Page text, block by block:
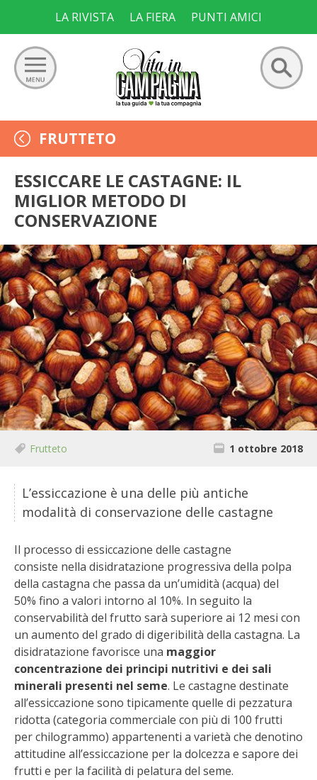
content
LA RIVISTA LA FIERA PUNTI AMICI
Ricerca
per:
GIARDINO
ORTO
FRUTTETO
VIGNETO
ALLEVAMENTI
BIODIVERSITÀ
CUCINA
PRODOTTI
FARFALLE DELLA CAMPAGNA
STORIE DEI LETTORI
CONSERVE DELL’ORTO
FACEM
STIHL
BLUMEN
NOCCIOLA DI CALABRIA
PELLENC
FRUTTETO
ESSICCARE LE CASTAGNE: IL
MIGLIOR METODO DI
CONSERVAZIONE
Frutteto 1 ottobre 2018
L’essiccazione è una delle più antiche
modalità di conservazione delle castagne
Il processo di essiccazione delle castagne
consiste nella disidratazione progressiva della polpa
della castagna che passa da un’umidità (acqua) del
50% fino a valori intorno al 10%. In seguito la
conservabilità del frutto sarà superiore ai 12 mesi con
un aumento del grado di digeribilità della castagna. La
disidratazione favorisce una maggior
concentrazione dei principi nutritivi e dei sali
minerali presenti nel seme. Le castagne destinate
all’essiccazione sono tipicamente quelle di pezzatura
ridotta (categoria commerciale con più di 100 frutti
per chilogrammo) appartenenti a varietà che denotino
attitudine all’essiccazione per la dolcezza e sapore dei
frutti e per la facilità di pelatura del seme.